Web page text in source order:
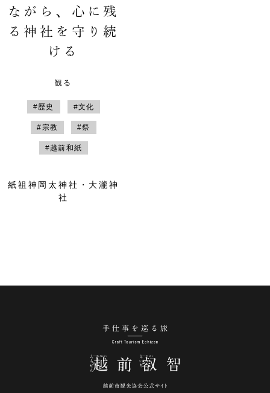
ながら、心に残
る神社を守り続
ける
観る
#歴史 #文化
#宗教 #祭
#越前和紙
紙祖神岡太神社・大瀧神
社